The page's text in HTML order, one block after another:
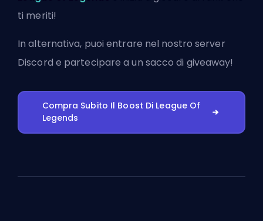
ti meriti!
In alternativa, puoientrare nel nostro server
Discord e partecipare a un sacco di giveaway!
Compra Subito Il Boost Di League Of
Legends